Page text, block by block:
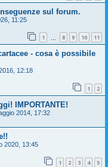
sul forum.
11:25
1 8 9 10 11
- cosa è possibile
12:18
1 2
IMPORTANTE!
2014, 17:32
2020, 13:45
1 2 3 4 5